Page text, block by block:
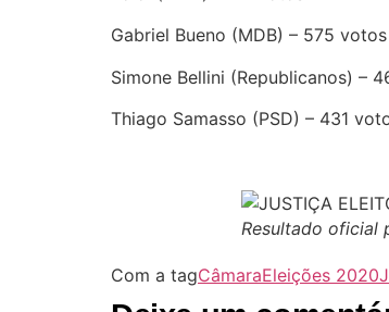
Gabriel Bueno (MDB) – 575 votos
Simone Bellini (Republicanos) –
Thiago Samasso (PSD) – 431
Resultado oficial
Com a tagCâmaraEleições 2020